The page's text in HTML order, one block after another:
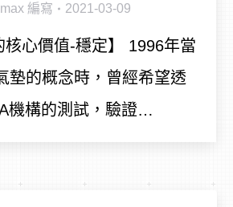
編寫 2021-03-09
核心價值-穩定】 1996年當
墊的概念時，曾經希望透
機構的測試，驗證…